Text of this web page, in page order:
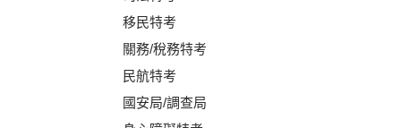
移民特考
關務/稅務特考
民航特考
國安局/調查局